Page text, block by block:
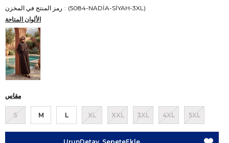
رمز المنتج في المخزن
(5084-NADİA-SİYAH-3XL)
الألوان المتاحة
مقاس
S M L XL XXL 3XL 4XL 5XL